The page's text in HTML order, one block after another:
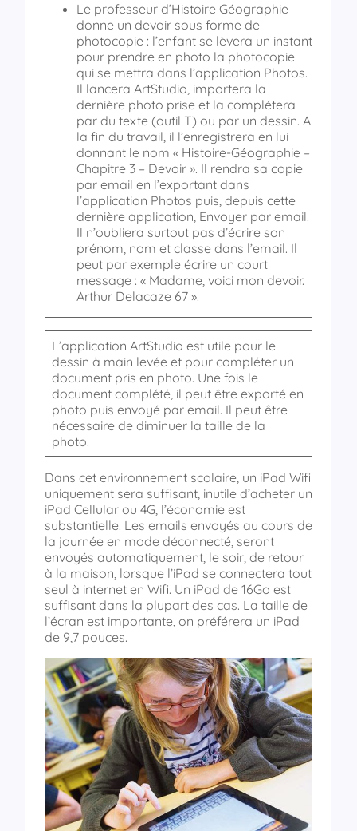
Le professeur d’Histoire Géographie
donne un devoir sous forme de
photocopie : l’enfant se lèvera un instant
pour prendre en photo la photocopie
qui se mettra dans l’application Photos.
Il lancera ArtStudio, importera la
dernière photo prise et la complétera
par du texte (outil T) ou par un dessin. A
la fin du travail, il l’enregistrera en lui
donnant le nom « Histoire-Géographie –
Chapitre 3 – Devoir ». Il rendra sa copie
par email en l’exportant dans
l’application Photos puis, depuis cette
dernière application, Envoyer par email.
Il n’oubliera surtout pas d’écrire son
prénom, nom et classe dans l’email. Il
peut par exemple écrire un court
message : « Madame, voici mon devoir.
Arthur Delacaze 67 ».
L’application ArtStudio est utile pour le
dessin à main levée et pour compléter un
document pris en photo. Une fois le
document complété, il peut être exporté en
photo puis envoyé par email. Il peut être
nécessaire de diminuer la taille de la
photo.
Dans cet environnement scolaire, un iPad Wifi
uniquement sera suffisant, inutile d’acheter un
iPad Cellular ou 4G, l’économie est
substantielle. Les emails envoyés au cours de
la journée en mode déconnecté, seront
envoyés automatiquement, le soir, de retour
à la maison, lorsque l’iPad se connectera tout
seul à internet en Wifi. Un iPad de 16Go est
suffisant dans la plupart des cas. La taille de
l’écran est importante, on préférera un iPad
de 9,7 pouces.